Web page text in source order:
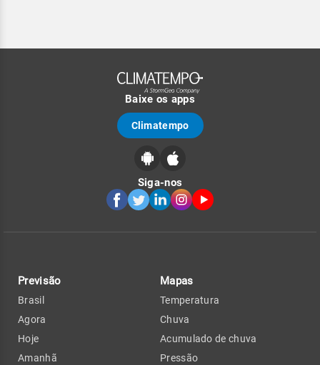
Baixe os apps
Climatempo
Siga-nos
Previsão
Brasil
Agora
Hoje
Amanhã
Mapas
Temperatura
Chuva
Acumulado de chuva
Pressão